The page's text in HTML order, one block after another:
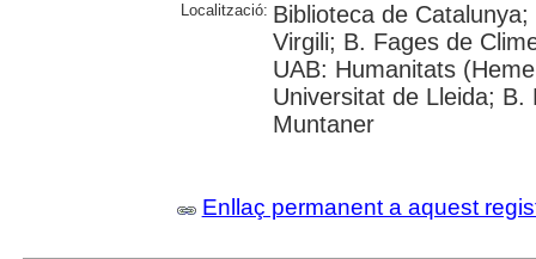
Localització: Biblioteca de
Virgili; B. Fages de
UAB: Humanitats
Universitat de Lleida;
Muntaner
Enllaç permanent a aquest